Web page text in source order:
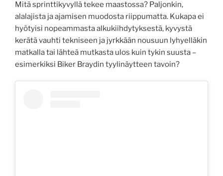
Mitä sprinttikyvyllä tekee maastossa? Paljonkin,
alalajista ja ajamisen muodosta riippumatta. Kukapa ei
hyötyisi nopeammasta alkukiihdytyksestä, kyvystä
kerätä vauhti tekniseen ja jyrkkään nousuun lyhyelläkin
matkalla tai lähteä mutkasta ulos kuin tykin suusta –
esimerkiksi Biker Braydin tyylinäytteen tavoin?